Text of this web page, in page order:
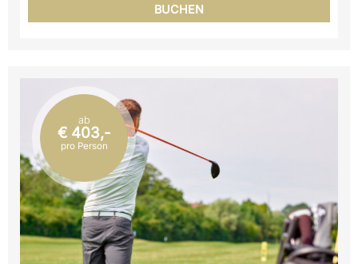
BUCHEN
ab
€ 403,-
pro Person